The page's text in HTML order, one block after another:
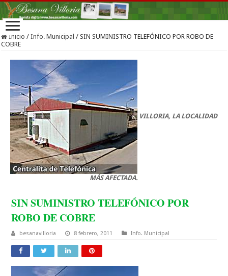
Inicio / Info. Municipal / SIN SUMINISTRO TELEFÓNICO POR ROBO DE
COBRE
VILLORIA, LA LOCALIDAD
MÁS AFECTADA.
SIN SUMINISTRO TELEFÓNICO POR
ROBO DE COBRE
besanavilloria 8 febrero, 2011 Info. Municipal